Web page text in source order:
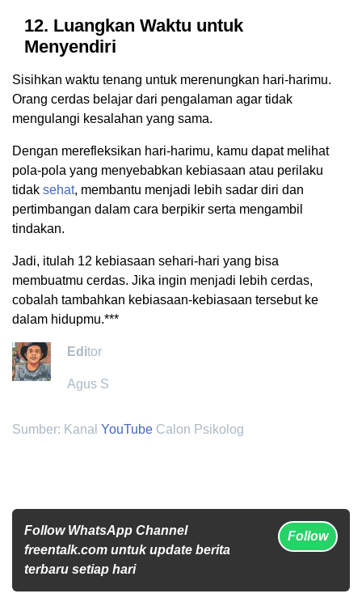
12. Luangkan Waktu untuk
Menyendiri
Sisihkan waktu tenang untuk merenungkan hari-harimu.
Orang cerdas belajar dari pengalaman agar tidak
mengulangi kesalahan yang sama.
Dengan merefleksikan hari-harimu, kamu dapat melihat
pola-pola yang menyebabkan kebiasaan atau perilaku
tidak sehat, membantu menjadi lebih sadar diri dan
pertimbangan dalam cara berpikir serta mengambil
tindakan.
Jadi, itulah 12 kebiasaan sehari-hari yang bisa
membuatmu cerdas. Jika ingin menjadi lebih cerdas,
cobalah tambahkan kebiasaan-kebiasaan tersebut ke
dalam hidupmu.***
Editor
Agus S
Sumber: Kanal YouTube Calon Psikolog
Follow WhatsApp Channel
freentalk.com untuk update berita
terbaru setiap hari
Follow